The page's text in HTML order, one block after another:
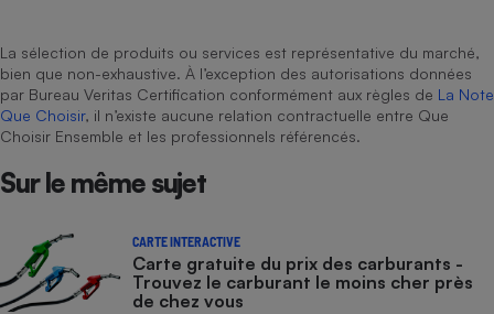
La sélection de produits ou services est représentative du marché,
bien que non-exhaustive. À l’exception des autorisations données
par Bureau Veritas Certification conformément aux règles de La Note
Que Choisir, il n’existe aucune relation contractuelle entre Que
Choisir Ensemble et les professionnels référencés.
Sur le même sujet
CARTE INTERACTIVE
Carte gratuite du prix des carburants -
Trouvez le carburant le moins cher près
de chez vous